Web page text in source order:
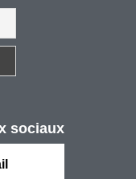
sociaux